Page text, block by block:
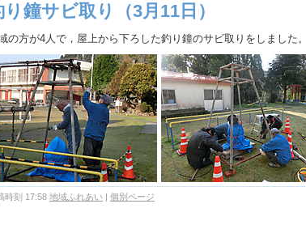
り鐘サビ取り（3月11日）
の方が4人で，屋上から下ろした釣り鐘のサビ取りをしました。
時刻 17:58 地域ふれあい | 個別ページ